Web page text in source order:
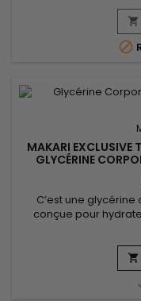
Serum associe le
l’Ascorbic Acid
reconnus pour


MAKARI EXCLUSIVE
GLYCÉRINE
C’est une
conçue pour
l’apparence du teint.
Glycerin associe le
l’Ascorbic Acid
actifs reconnus
